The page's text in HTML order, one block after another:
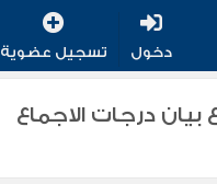
دخول تسجيل عضوية
علي ضلالة من 16 طريقا عن النبي مع بيان درجات الاجماع